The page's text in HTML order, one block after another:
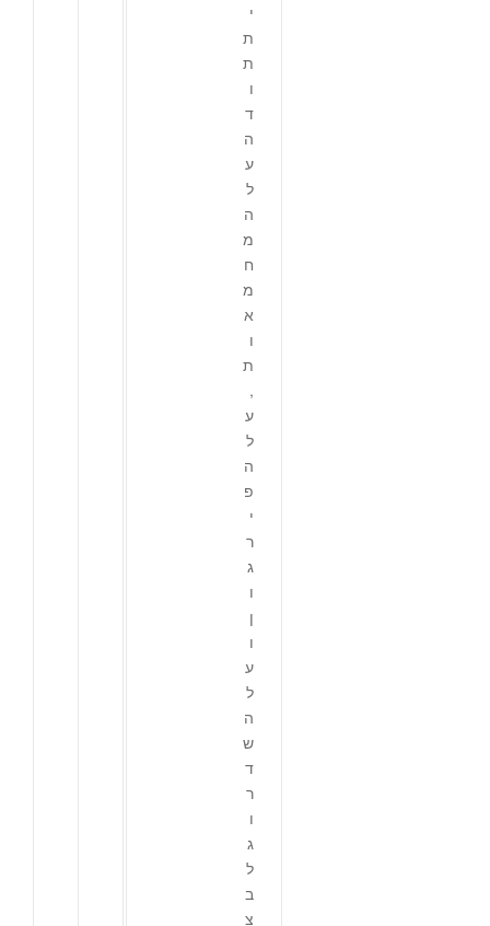
י
ת
ת
ו
ד
ה
ע
ל
ה
מ
ח
מ
א
ו
ת
,
ע
ל
ה
פ
י
ר
ג
ו
ן
ו
ע
ל
ה
ש
ד
ר
ו
ג
ל
ב
צ